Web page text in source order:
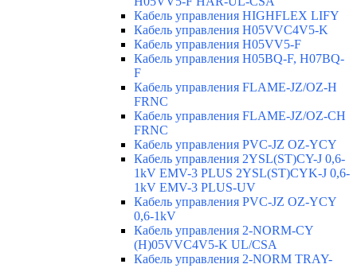
Кабель управления HIGHFLEX LIFY
Кабель управления H05VVC4V5-K
Кабель управления H05VV5-F
Кабель управления H05BQ-F, H07BQ-
F
Кабель управления FLAME-JZ/OZ-H
FRNC
Кабель управления FLAME-JZ/OZ-CH
FRNC
Кабель управления PVC-JZ OZ-YCY
Кабель управления 2YSL(ST)CY-J 0,6-
1kV EMV-3 PLUS 2YSL(ST)CYK-J 0,6-
1kV EMV-3 PLUS-UV
Кабель управления PVC-JZ OZ-YCY
0,6-1kV
Кабель управления 2-NORM-CY
(H)05VVC4V5-K UL/CSA
Кабель управления 2-NORM TRAY-